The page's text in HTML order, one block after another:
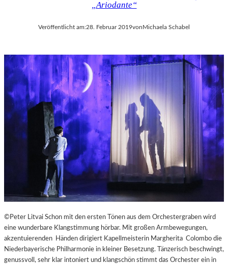
„Ariodante“
Veröffentlicht am:28. Februar 2019vonMichaela Schabel
©Peter Litvai Schon mit den ersten Tönen aus dem Orchestergraben wird
eine wunderbare Klangstimmung hörbar. Mit großen Armbewegungen,
akzentuierenden Händen dirigiert Kapellmeisterin Margherita Colombo die
Niederbayerische Philharmonie in kleiner Besetzung. Tänzerisch beschwingt,
genussvoll, sehr klar intoniert und klangschön stimmt das Orchester ein in